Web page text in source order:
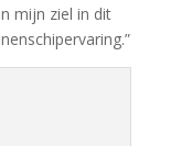
mijn ziel in dit